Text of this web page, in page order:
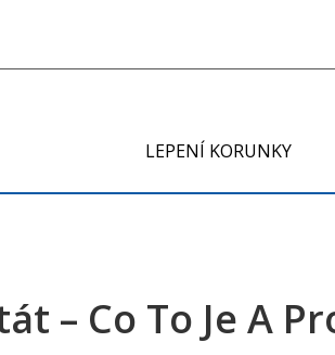
LEPENÍ KORUNKY
– Co To Je A